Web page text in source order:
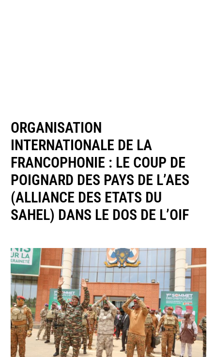
ORGANISATION
INTERNATIONALE DE LA
FRANCOPHONIE : LE COUP DE
POIGNARD DES PAYS DE L’AES
(ALLIANCE DES ETATS DU
SAHEL) DANS LE DOS DE L’OIF